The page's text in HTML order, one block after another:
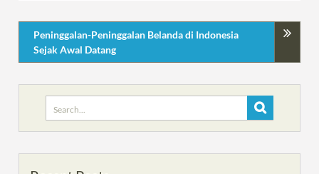
Peninggalan-Peninggalan Belanda di Indonesia
Sejak Awal Datang
Search
for: